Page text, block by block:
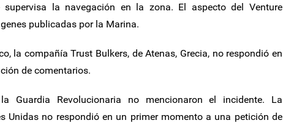
la navegación en la zona. El aspecto del Venture
publicadas por la Marina.
la compañía Trust Bulkers, de Atenas, Grecia, no respondió en
de comentarios.
Guardia Revolucionaria no mencionaron el incidente. La
Unidas no respondió en un primer momento a una petición de